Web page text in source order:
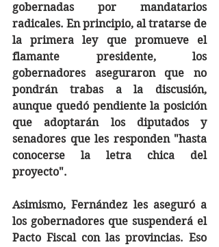
gobernadas por mandatarios
radicales. En principio, al tratarse de
la primera ley que promueve el
flamante presidente, los
gobernadores aseguraron que no
pondrán trabas a la discusión,
aunque quedó pendiente la posición
que adoptarán los diputados y
senadores que les responden "hasta
conocerse la letra chica del
proyecto".
Asimismo, Fernández les aseguró a
los gobernadores que suspenderá el
Pacto Fiscal con las provincias. Eso